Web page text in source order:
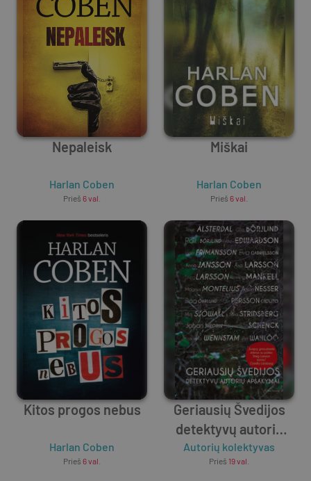
Nepaleisk
Harlan Coben
Prieš 6 val.
Miškai
Harlan Coben
Prieš 6 val.
Kitos progos nebus
Harlan Coben
Prieš 6 val.
Geriausių Švedijos
detektyvų autorių
apsakymai
Autorių kolektyvas
Prieš 19 val.